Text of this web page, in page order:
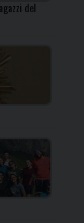
del